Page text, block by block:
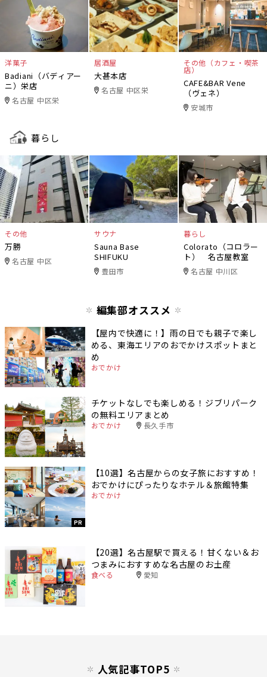
洋菓子
Badiani（バディアー
ニ）栄店
名古屋 中区栄
居酒屋
大甚本店
名古屋 中区栄
その他（カフェ・喫茶
店）
CAFE&BAR Vene
（ヴェネ）
安城市
暮らし
その他
万勝
名古屋 中区
サウナ
Sauna Base
SHIFUKU
豊田市
暮らし
Colorato（コロラー
ト） 名古屋教室
名古屋 中川区
編集部オススメ
【屋内で快適に！】雨の日でも親子で楽し
める、東海エリアのおでかけスポットまと
め
おでかけ
チケットなしでも楽しめる！ジブリパーク
の無料エリアまとめ
おでかけ 長久手市
PR
【10選】名古屋からの女子旅におすすめ！
おでかけにぴったりなホテル＆旅館特集
おでかけ
【20選】名古屋駅で買える！甘くない＆お
つまみにおすすめな名古屋のお土産
食べる 愛知
人気記事TOP5